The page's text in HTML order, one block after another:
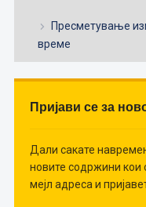
Пресметување
време
Пријави се за
Дали сакате
новите содржини кои
мејл адреса и